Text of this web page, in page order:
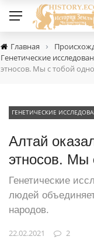
Главная ›
Генетические
этносов. Мы с тобой
ГЕНЕТИЧЕСКИЕ
Алтай
этносов. Мы
Генетические
людей
народов.
22.02.2021 2